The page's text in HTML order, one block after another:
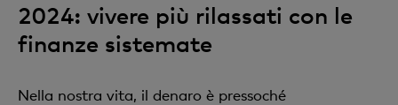
2024: vivere più rilassati con le
finanze sistemate
Nella nostra vita, il denaro è pressoché